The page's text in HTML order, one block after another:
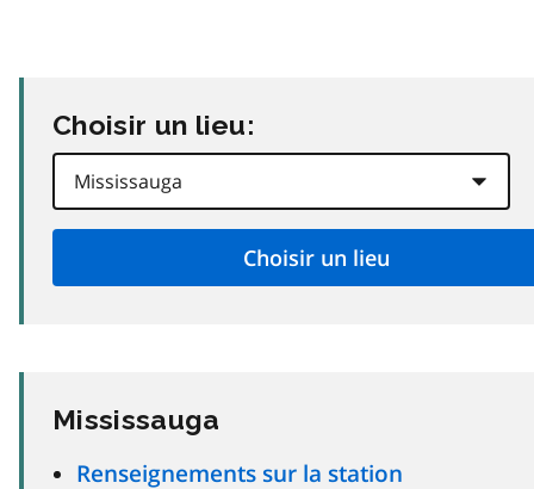
Choisir un lieu:
Mississauga
Renseignements sur la station